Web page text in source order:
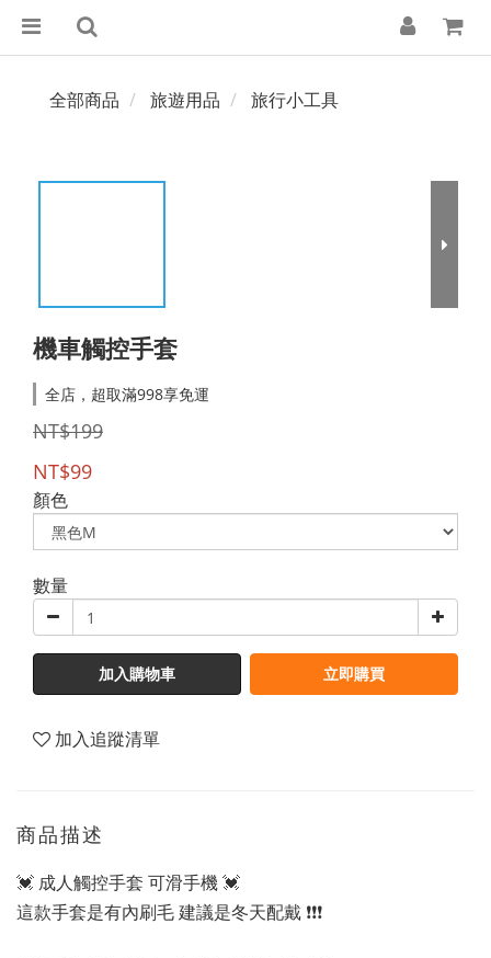
全部商品 旅遊用品 旅行小工具
機車觸控手套
全店，超取滿998享免運
NT$199
NT$99
顏色
數量
加入購物車 立即購買
加入追蹤清單
商品描述
💓 成人觸控手套 可滑手機 💓
這款手套是有內刷毛 建議是冬天配戴 ❗️❗️❗️